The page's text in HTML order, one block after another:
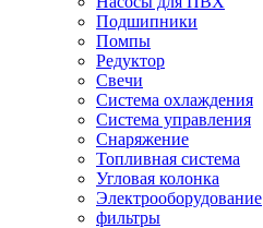
Подшипники
Помпы
Редуктор
Свечи
Система охлаждения
Система управления
Снаряжение
Топливная система
Угловая колонка
Электрооборудование
фильтры